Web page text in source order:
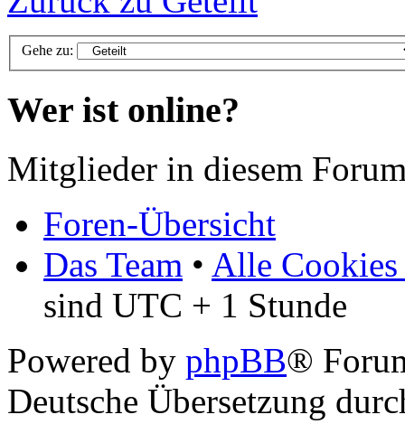
Gehe zu:
Wer ist online?
Mitglieder in diesem
Foren-Übersicht
Das Team • Alle Cookies
sind UTC + 1 Stunde
Powered by phpBB®
Deutsche Übersetzung